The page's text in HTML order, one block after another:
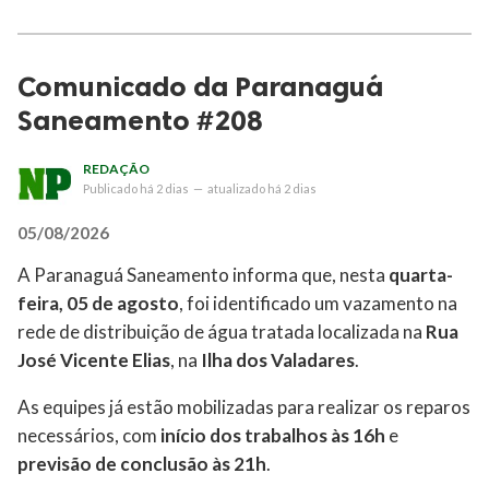
Comunicado da Paranaguá
Saneamento #208
REDAÇÃO
Publicado há 2 dias — atualizado há 2 dias
05/08/2026
A Paranaguá Saneamento informa que, nesta quarta-
feira, 05 de agosto, foi identificado um vazamento na
rede de distribuição de água tratada localizada na Rua
José Vicente Elias, na Ilha dos Valadares.
As equipes já estão mobilizadas para realizar os reparos
necessários, com início dos trabalhos às 16h e
previsão de conclusão às 21h.